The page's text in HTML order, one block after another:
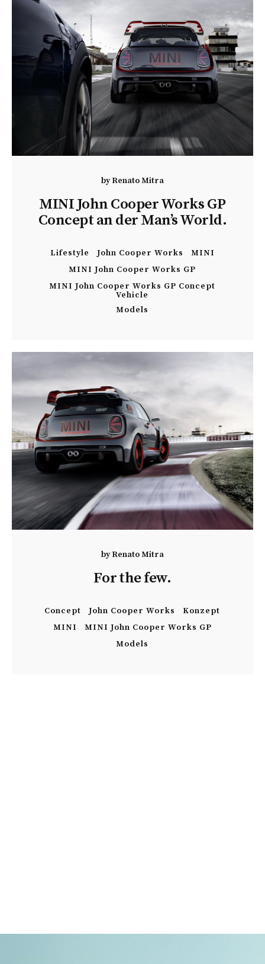
byRenato Mitra
MINI John Cooper Works GP
Concept an der Man’s World.
Lifestyle John Cooper Works
MINI
MINI John Cooper Works GP
MINI John Cooper Works GP Concept
Vehicle
Models
byRenato Mitra
For the few.
Concept John Cooper Works
Konzept
MINI
MINI John Cooper Works GP
Models